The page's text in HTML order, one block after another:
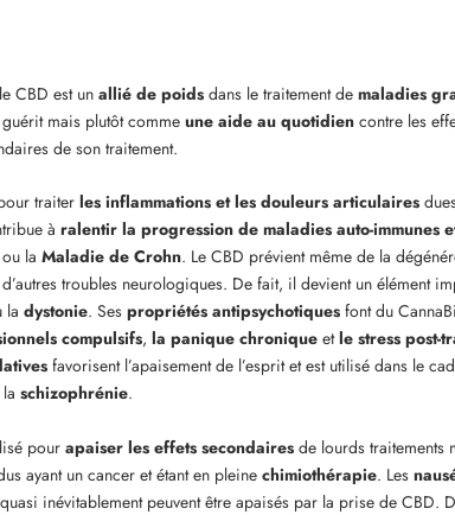
CBD est un allié de poids dans le traitement de maladies
mais plutôt comme une aide au quotidien contre les
de son traitement.
traiter les inflammations et les douleurs articulaires
à ralentir la progression de maladies auto-immunes
ou la Maladie de Crohn. Le CBD prévient même de la
troubles neurologiques. De fait, il devient un élément
la dystonie. Ses propriétés antipsychotiques font du
compulsifs, la panique chronique etle stress post-
favorisent l’apaisement de l’esprit et est utilisé dans le
schizophrénie.
pour apaiser les effets secondaires de lourds traitements
ayant un cancer et étant en pleinechimiothérapie. Les
inévitablement peuvent être apaisés par la prise de CBD.